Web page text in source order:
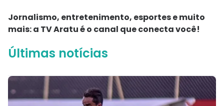
Jornalismo, entretenimento, esportes e muito
mais: a TV Aratu é o canal que conecta você!
Últimas notícias